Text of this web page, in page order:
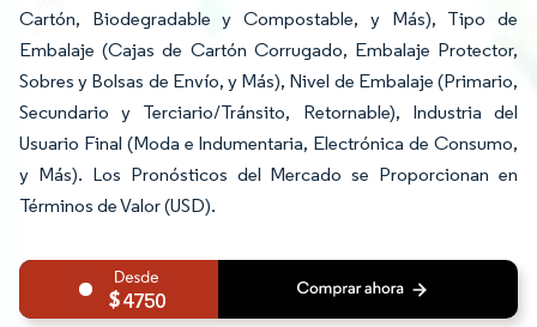
Cartón, Biodegradable y Compostable, y Más), Tipo de
Embalaje (Cajas de Cartón Corrugado, Embalaje Protector,
Sobres y Bolsas de Envío, y Más), Nivel de Embalaje (Primario,
Secundario y Terciario/Tránsito, Retornable), Industria del
Usuario Final (Moda e Indumentaria, Electrónica de Consumo,
y Más). Los Pronósticos del Mercado se Proporcionan en
Términos de Valor (USD).
4750